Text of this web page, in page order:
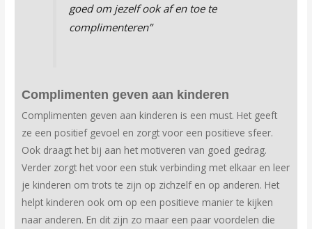
goed om jezelf ook af en toe te
complimenteren”
Complimenten geven aan kinderen
Complimenten geven aan kinderen is een must. Het geeft
ze een positief gevoel en zorgt voor een positieve sfeer.
Ook draagt het bij aan het motiveren van goed gedrag.
Verder zorgt het voor een stuk verbinding met elkaar en leer
je kinderen om trots te zijn op zichzelf en op anderen. Het
helpt kinderen ook om op een positieve manier te kijken
naar anderen. En dit zijn zo maar een paar voordelen die